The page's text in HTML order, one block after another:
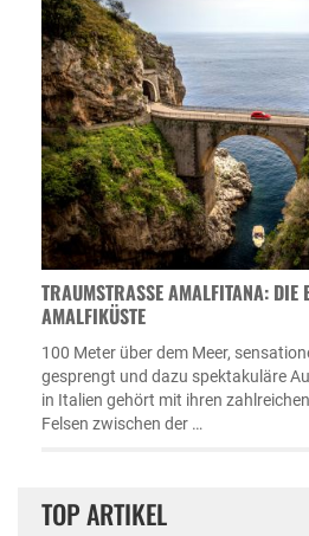
TRAUMSTRASSE AMALFITANA: DIE
MALFIKÜSTE
100 Meter über dem Meer,
gesprengt und dazu spektakuläre
in Italien gehört mit ihren
Felsen zwischen der …
TOP ARTIKEL